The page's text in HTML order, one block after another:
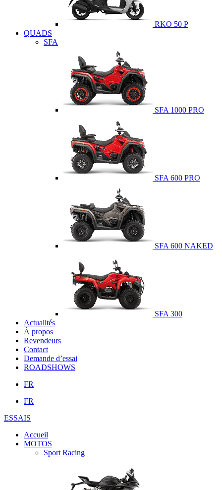
RKO 50 P
QUADS
SFA
SFA 1000 PRO
SFA 600 PRO
SFA 600 NAKED
SFA 300
Actualités
À propos
Revendeurs
Contact
Demande d’essai
ROADSHOWS
FR
FR
ESSAIS
Accueil
MOTOS
Sport Racing